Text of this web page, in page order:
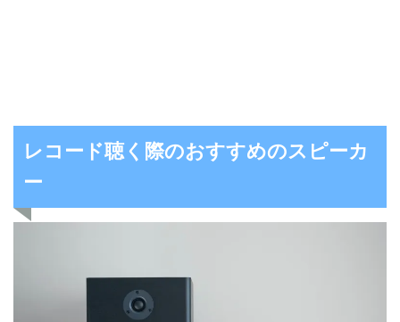
レコード聴く際のおすすめのスピーカ
ー